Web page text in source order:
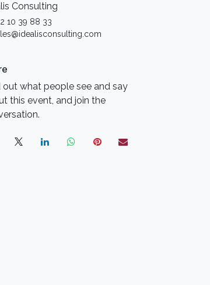
Consulting
10 39 88 33
out what people see and say
this event, and join the